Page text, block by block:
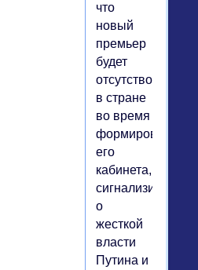
что
новый
премьер
будет
отсутствовать
в стране
во время
формирования
его
кабинета,
сигнализирует
о
жесткой
власти
Путина и